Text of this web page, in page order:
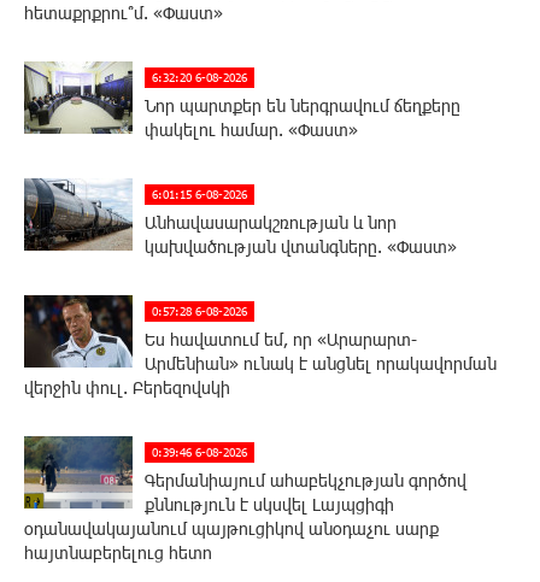
հետաքրքրու՞մ. «Փաստ»
6:32:20 6-08-2026
Նոր պարտքեր են ներգրավում ճեղքերը
փակելու համար. «Փաստ»
6:01:15 6-08-2026
Անհավասարակշռության և նոր
կախվածության վտանգները. «Փաստ»
0:57:28 6-08-2026
Ես հավատում եմ, որ «Արարարտ-
Արմենիան» ունակ է անցնել որակավորման
վերջին փուլ. Բերեզովսկի
0:39:46 6-08-2026
Գերմանիայում ահաբեկչության գործով
քննություն է սկսվել Լայպցիգի
օդանավակայանում պայթուցիկով անօդաչու սարք
հայտնաբերելուց հետո